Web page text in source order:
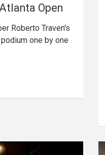
Open
Roberto Traven's
one by one